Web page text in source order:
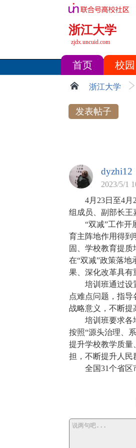
浙江大学
zjdx.uncuid.com
首页 校园
浙江大学
发表帖子
dyzhi12
2023/5/1
4月23日至4月
组成员、副部长王
“双减”工作开展
育主阵地作用得到
固、学校教育提质
在“双减”政策落
果、深化改革具有
培训班通过设置
点难点问题，指
战略意义，不断提
培训班要求各地
按照“源头治理、
提升学校教学质量
担，不断提升人民
全国31个省区市